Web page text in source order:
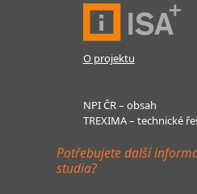
O projektu
NPI ČR – obsah
TREXIMA – technické
Potřebujete další
studia?